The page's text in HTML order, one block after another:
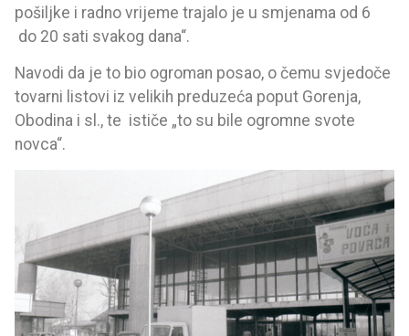
pošiljke i radno vrijeme trajalo je u smjenama od 6
do 20 sati svakog dana“.
Navodi da je to bio ogroman posao, o čemu svjedoče
tovarni listovi iz velikih preduzeća poput Gorenja,
Obodina i sl., te ističe „to su bile ogromne svote
novca“.